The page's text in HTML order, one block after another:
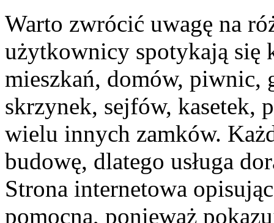
Warto zwrócić uwagę na
użytkownicy spotykają się
mieszkań, domów, piwnic,
skrzynek, sejfów, kasetek,
wielu innych zamków.
budowę, dlatego usługa
Strona internetowa
pomocna, ponieważ